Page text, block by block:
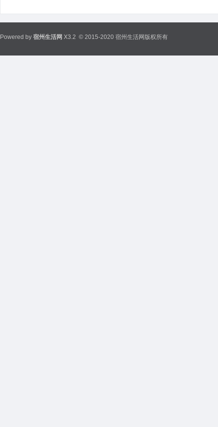
Powered by 宿州生活网 X3.2 © 2015-2020 宿州生活网版权所有